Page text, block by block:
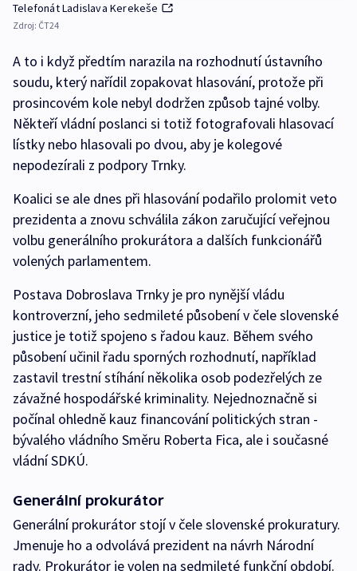
Telefonát Ladislava Kerekeše
Zdroj: ČT24
A to i když předtím narazila na rozhodnutí ústavního
soudu, který nařídil zopakovat hlasování, protože při
prosincovém kole nebyl dodržen způsob tajné volby.
Někteří vládní poslanci si totiž fotografovali hlasovací
lístky nebo hlasovali po dvou, aby je kolegové
nepodezírali z podpory Trnky.
Koalici se ale dnes při hlasování podařilo prolomit veto
prezidenta a znovu schválila zákon zaručující veřejnou
volbu generálního prokurátora a dalších funkcionářů
volených parlamentem.
Postava Dobroslava Trnky je pro nynější vládu
kontroverzní, jeho sedmileté působení v čele slovenské
justice je totiž spojeno s řadou kauz. Během svého
působení učinil řadu sporných rozhodnutí, například
zastavil trestní stíhání několika osob podezřelých ze
závažné hospodářské kriminality. Nejednoznačně si
počínal ohledně kauz financování politických stran -
bývalého vládního Směru Roberta Fica, ale i současné
vládní SDKÚ.
Generální prokurátor
Generální prokurátor stojí v čele slovenské prokuratury.
Jmenuje ho a odvolává prezident na návrh Národní
rady. Prokurátor je volen na sedmileté funkční období.